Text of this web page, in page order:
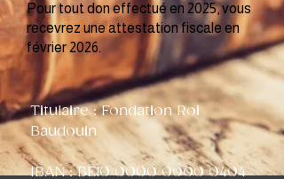
Pour tout don effectué en 2025, vous
recevrez une attestation fiscale en
février 2026.
Titulaire : Fondation Roi
Baudouin
IBAN : BE10 0000 0000 0404